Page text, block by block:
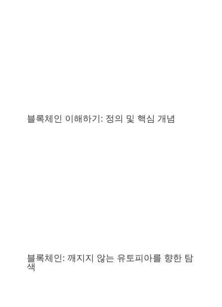
블록체인 이해하기: 정의 및 핵심 개념
블록체인: 깨지지 않는 유토피아를 향한 탐
색